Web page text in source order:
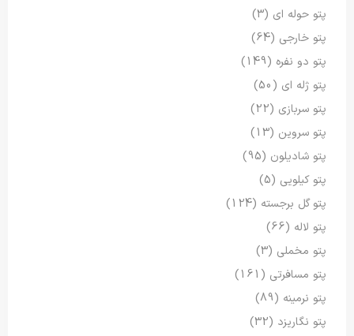
پتو حوله ای (3)
پتو خارجی (64)
پتو دو نفره (149)
پتو ژله ای (50)
پتو سربازی (22)
پتو سروین (13)
پتو شادیلون (95)
پتو کیلویی (5)
پتو گل برجسته (124)
پتو لاله (66)
پتو مخملی (3)
پتو مسافرتی (161)
پتو نرمینه (89)
پتو نگاریزد (32)